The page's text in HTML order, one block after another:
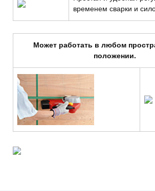
временем сварки и
Может работать в любом
положении.